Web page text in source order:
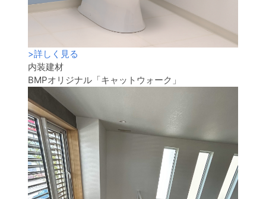
>詳しく見る
内装建材
BMPオリジナル「キャットウォーク」